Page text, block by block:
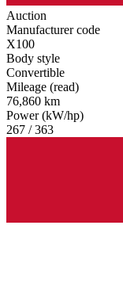
Auction
Manufacturer code
X100
Body style
Convertible
Mileage (read)
76,860 km
Power (kW/hp)
267 / 363